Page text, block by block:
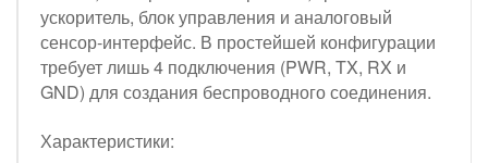
ускоритель, блок управления и аналоговый
сенсор-интерфейс. В простейшей конфигурации
требует лишь 4 подключения (PWR, TX, RX и
GND) для создания беспроводного соединения.
Характеристики: